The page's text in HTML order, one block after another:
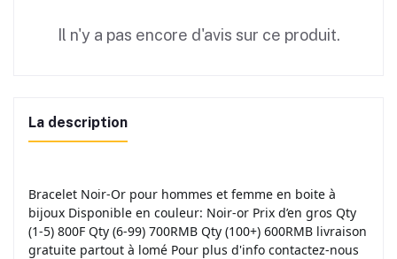
Il n'y a pas encore d'avis sur ce produit.
La description
Bracelet Noir-Or pour hommes et femme en boite à
bijoux Disponible en couleur: Noir-or Prix d’en gros Qty
(1-5) 800F Qty (6-99) 700RMB Qty (100+) 600RMB livraison
gratuite partout à lomé Pour plus d'info contactez-nous